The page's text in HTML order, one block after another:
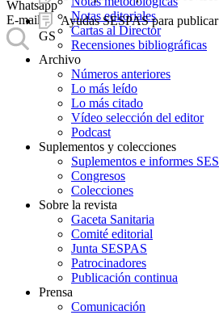
Ayudas SESPAS para
GS
Whatsapp
E-mail
Notas editoriales
Cartas al Director
Recensiones bibliográficas
Archivo
Números anteriores
Lo más leído
Lo más citado
Vídeo selección del editor
Podcast
Suplementos y colecciones
Suplementos e informes
Congresos
Colecciones
Sobre la revista
Gaceta Sanitaria
Comité editorial
Junta SESPAS
Patrocinadores
Publicación continua
Prensa
Comunicación